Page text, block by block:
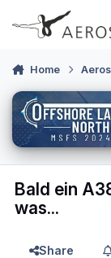
Skip to content
Home
Bald ein
was...
Share